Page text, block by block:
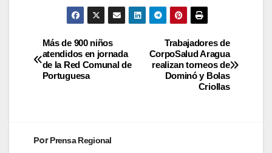
Trabajadores de
CorpoSalud Aragua
realizan torneos de
Dominó y Bolas
Criollas
Más de 900 niños
atendidos en jornada
de la Red Comunal de
Portuguesa
PorPrensa Regional